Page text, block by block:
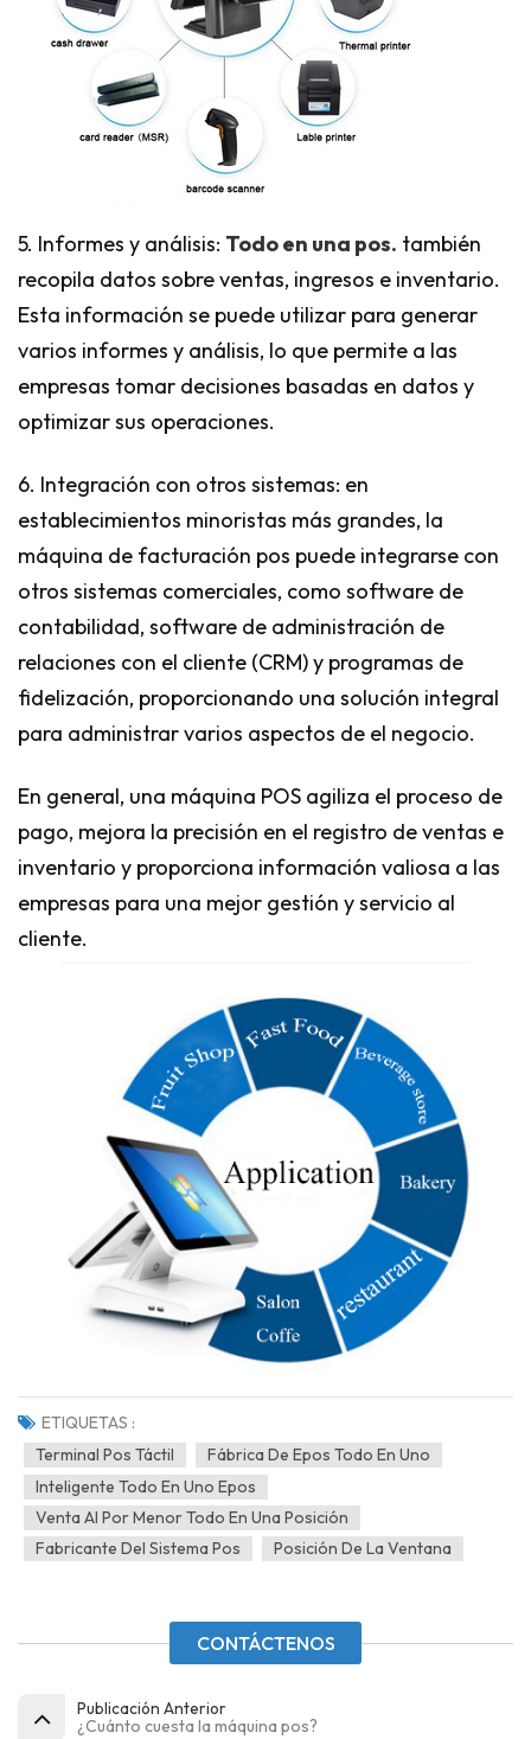
5. Informes y análisis: Todo en una pos. también
recopila datos sobre ventas, ingresos e inventario.
Esta información se puede utilizar para generar
varios informes y análisis, lo que permite a las
empresas tomar decisiones basadas en datos y
optimizar sus operaciones.
6. Integración con otros sistemas: en
establecimientos minoristas más grandes, la
máquina de facturación pos puede integrarse con
otros sistemas comerciales, como software de
contabilidad, software de administración de
relaciones con el cliente (CRM) y programas de
fidelización, proporcionando una solución integral
para administrar varios aspectos de el negocio.
En general, una máquina POS agiliza el proceso de
pago, mejora la precisión en el registro de ventas e
inventario y proporciona información valiosa a las
empresas para una mejor gestión y servicio al
cliente.
ETIQUETAS :
Terminal Pos Táctil
Fábrica De Epos Todo En Uno
Inteligente Todo En Uno Epos
Venta Al Por Menor Todo En Una Posición
Fabricante Del Sistema Pos
Posición De La Ventana
CONTÁCTENOS
Publicación Anterior
¿Cuánto cuesta la máquina pos?